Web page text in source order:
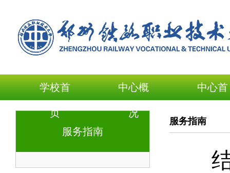
学校首
页
中心概
况
中心首
服务指南
服务指南